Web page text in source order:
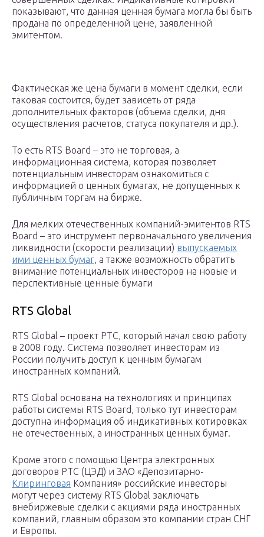
показывают, что данная ценная бумага могла бы быть
продана по определенной цене, заявленной
эмитентом.
Фактическая же цена бумаги в момент сделки, если
таковая состоится, будет зависеть от ряда
дополнительных факторов (объема сделки, дня
осуществления расчетов, статуса покупателя и др.).
То есть RTS Board – это не торговая, а
информационная система, которая позволяет
потенциальным инвесторам ознакомиться с
информацией о ценных бумагах, не допущенных к
публичным торгам на бирже.
Для мелких отечественных компаний-эмитентов RTS
Board – это инструмент первоначального увеличения
ликвидности (скорости реализации) выпускаемых
ими ценных бумаг, а также возможность обратить
внимание потенциальных инвесторов на новые и
перспективные ценные бумаги
RTS Global
RTS Global – проект РТС, который начал свою работу
в 2008 году. Система позволяет инвесторам из
России получить доступ к ценным бумагам
иностранных компаний.
RTS Global основана на технологиях и принципах
работы системы RTS Board, только тут инвесторам
доступна информация об индикативных котировках
не отечественных, а иностранных ценных бумаг.
Кроме этого с помощью Центра электронных
договоров РТС (ЦЭД) и ЗАО «Депозитарно-
Клиринговая Компания» российские инвесторы
могут через систему RTS Global заключать
внебиржевые сделки с акциями ряда иностранных
компаний, главным образом это компании стран СНГ
и Европы.